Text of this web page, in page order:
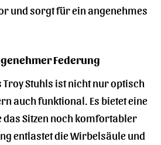
und sorgt für ein angenehmes
Federung
Troy Stuhls ist nicht nur optisch
auch funktional. Es bietet eine
das Sitzen noch komfortabler
entlastet die Wirbelsäule und